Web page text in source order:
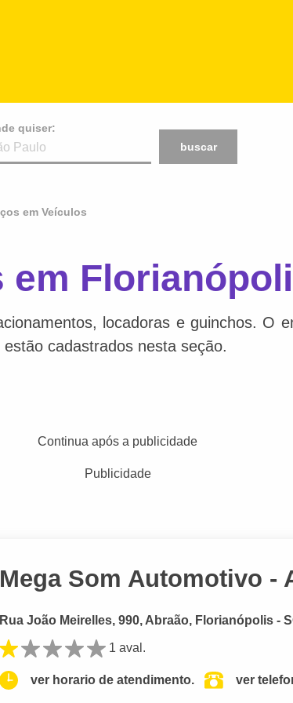
quiser:
buscar
em Veículos
locadoras e guinchos. O
cadastrados nesta seção.
Continua após a publicidade
Publicidade
Mega Som Automotivo -
Rua João Meirelles, 990, Abraão, Florianópolis -
1 aval.
ver horario de atendimento. ver